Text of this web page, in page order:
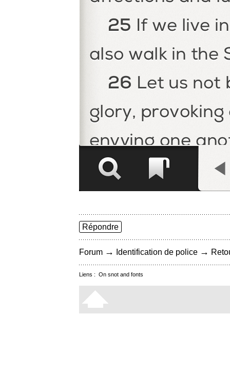
Répondre
Forum → Identification de police →
Liens : On snot and fonts